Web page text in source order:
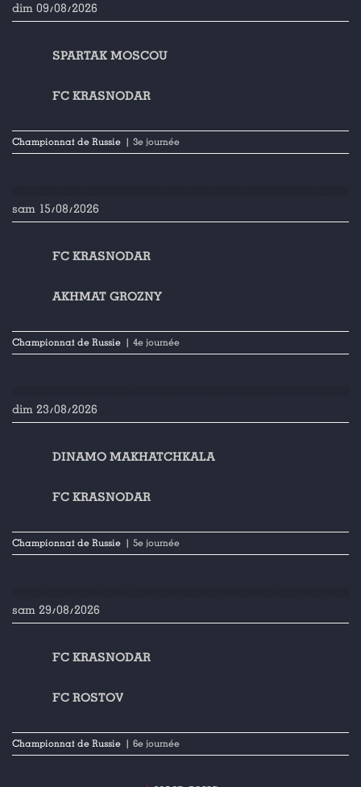
dim 09/08/2026
SPARTAK MOSCOU
FC KRASNODAR
Championnat de Russie | 3e journée
sam 15/08/2026
FC KRASNODAR
AKHMAT GROZNY
Championnat de Russie | 4e journée
dim 23/08/2026
DINAMO MAKHATCHKALA
FC KRASNODAR
Championnat de Russie | 5e journée
sam 29/08/2026
FC KRASNODAR
FC ROSTOV
Championnat de Russie | 6e journée